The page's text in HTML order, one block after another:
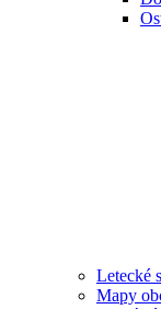
Letecké
Mapy